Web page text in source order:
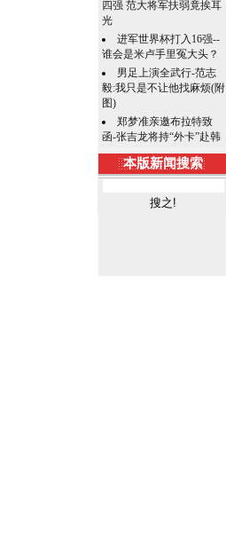
四强 范大将军扶弱竟挨耳
光
进军世界杯打入16强--
谁会是米卢手里冤大头？
男足上演全武行-范志
毅:我只是不让他找麻烦(附
图)
郑梦准亲邀布拉特致
函-张吉龙将持“外卡”赴韩
本版新闻搜索